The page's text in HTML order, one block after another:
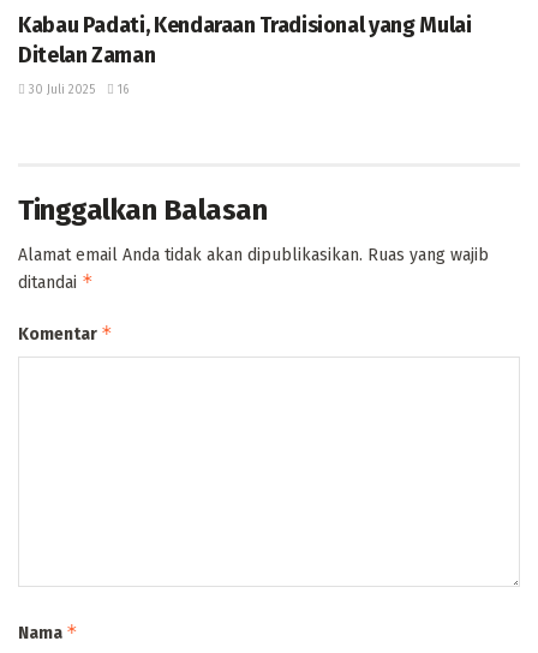
Kabau Padati, Kendaraan Tradisional yang Mulai
Ditelan Zaman ‎
30 Juli 2025 16
Tinggalkan Balasan
Alamat email Anda tidak akan dipublikasikan. Ruas yang wajib
ditandai *
Komentar *
Nama *